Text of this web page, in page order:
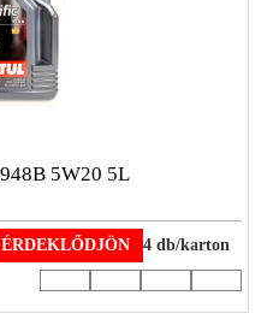
5W20 5L
ÉRDEKLŐDJÖN 4 db/karton